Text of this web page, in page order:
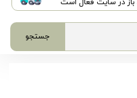
باز در سایت فعال است
جستجو